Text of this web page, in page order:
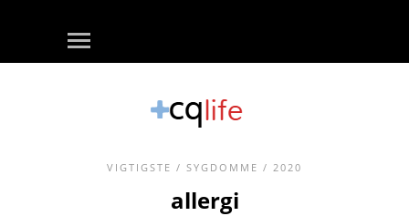
VIGTIGSTE / SYGDOMME / 2020
allergi